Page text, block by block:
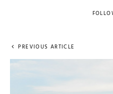
PREVIOUS ARTICLE